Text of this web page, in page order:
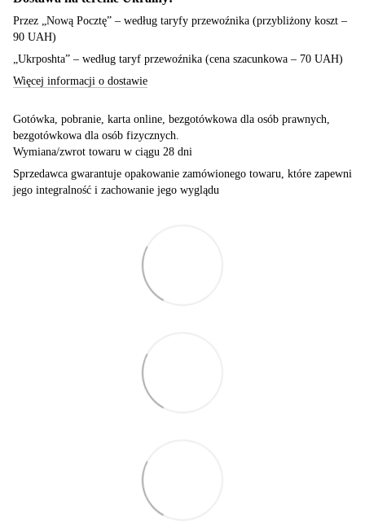
Przez „Nową Pocztę” – według taryfy przewoźnika (przybliżony koszt –
90 UAH)
„Ukrposhta” – według taryf przewoźnika (cena szacunkowa – 70 UAH)
Więcej informacji o dostawie
Gotówka, pobranie, karta online, bezgotówkowa dla osób prawnych,
bezgotówkowa dla osób fizycznych.
Wymiana/zwrot towaru w ciągu 28 dni
Sprzedawca gwarantuje opakowanie zamówionego towaru, które zapewni
jego integralność i zachowanie jego wyglądu